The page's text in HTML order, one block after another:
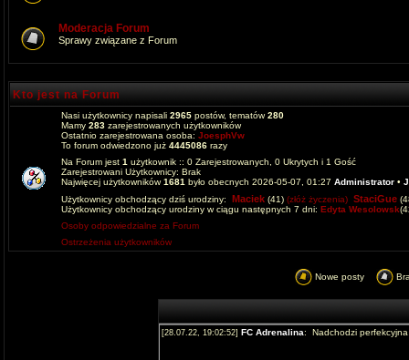
Moderacja Forum
Sprawy związane z Forum
Kto jest na Forum
Nasi użytkownicy napisali 2965 postów, tematów280
Mamy 283 zarejestrowanych użytkowników
Ostatnio zarejestrowana osoba: JoesphVw
To forum odwiedzono już 4445086 razy
Na Forum jest 1 użytkownik :: 0 Zarejestrowanych, 0 Ukrytych i 1 Gość
Zarejestrowani Użytkownicy: Brak
Najwięcej użytkowników1681 było obecnych 2026-05-07, 01:27 Administrator •
Użytkownicy obchodzący dziś urodziny: Maciek (41) (złóż życzenia) StaciGue
Użytkownicy obchodzący urodziny w ciągu następnych 7 dni: Edyta Wesolowsk
Osoby odpowiedzialne za Forum
Ostrzeżenia użytkowników
Nowe posty